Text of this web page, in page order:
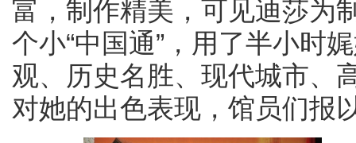
富，制作精美，可见迪莎为
个小“中国通”，用了半小时
观、历史名胜、现代城市、
对她的出色表现，馆员们报